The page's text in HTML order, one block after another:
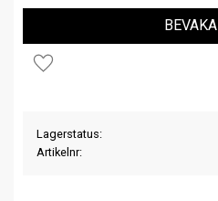
Lägg till i favoriter
BEVAKA
Lagerstatus
Artikelnr